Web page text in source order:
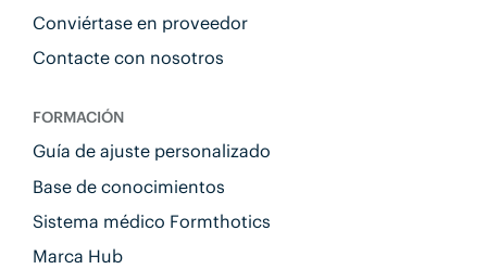
Conviértase en proveedor
Contacte con nosotros
FORMACIÓN
Guía de ajuste personalizado
Base de conocimientos
Sistema médico Formthotics
Marca Hub